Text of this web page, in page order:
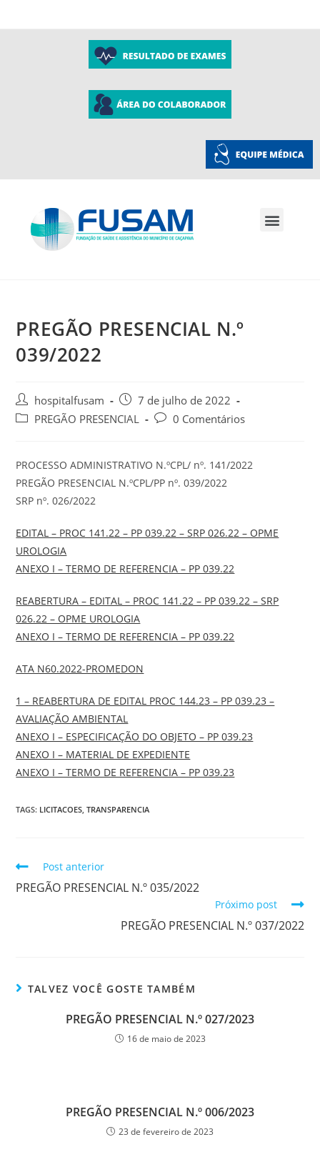
PREGÃO PRESENCIAL N.º
039/2022
hospitalfusam
7 de julho de 2022
PREGÃO PRESENCIAL
0 Comentários
PROCESSO ADMINISTRATIVO N.ºCPL/ nº. 141/2022
PREGÃO PRESENCIAL N.ºCPL/PP nº. 039/2022
SRP nº. 026/2022
EDITAL – PROC 141.22 – PP 039.22 – SRP 026.22 – OPME
UROLOGIA
ANEXO I – TERMO DE REFERENCIA – PP 039.22
REABERTURA – EDITAL – PROC 141.22 – PP 039.22 – SRP
026.22 – OPME UROLOGIA
ANEXO I – TERMO DE REFERENCIA – PP 039.22
ATA N60.2022-PROMEDON
1 – REABERTURA DE EDITAL PROC 144.23 – PP 039.23 –
AVALIAÇÃO AMBIENTAL
ANEXO I – ESPECIFICAÇÃO DO OBJETO – PP 039.23
ANEXO I – MATERIAL DE EXPEDIENTE
ANEXO I – TERMO DE REFERENCIA – PP 039.23
TAGS: LICITACOES, TRANSPARENCIA
Post anterior
PREGÃO PRESENCIAL N.º 035/2022
Próximo post
PREGÃO PRESENCIAL N.º 037/2022
TALVEZ VOCÊ GOSTE TAMBÉM
PREGÃO PRESENCIAL N.º 027/2023
16 de maio de 2023
PREGÃO PRESENCIAL N.º 006/2023
23 de fevereiro de 2023